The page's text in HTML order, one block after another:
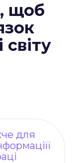
щоб
світу
для